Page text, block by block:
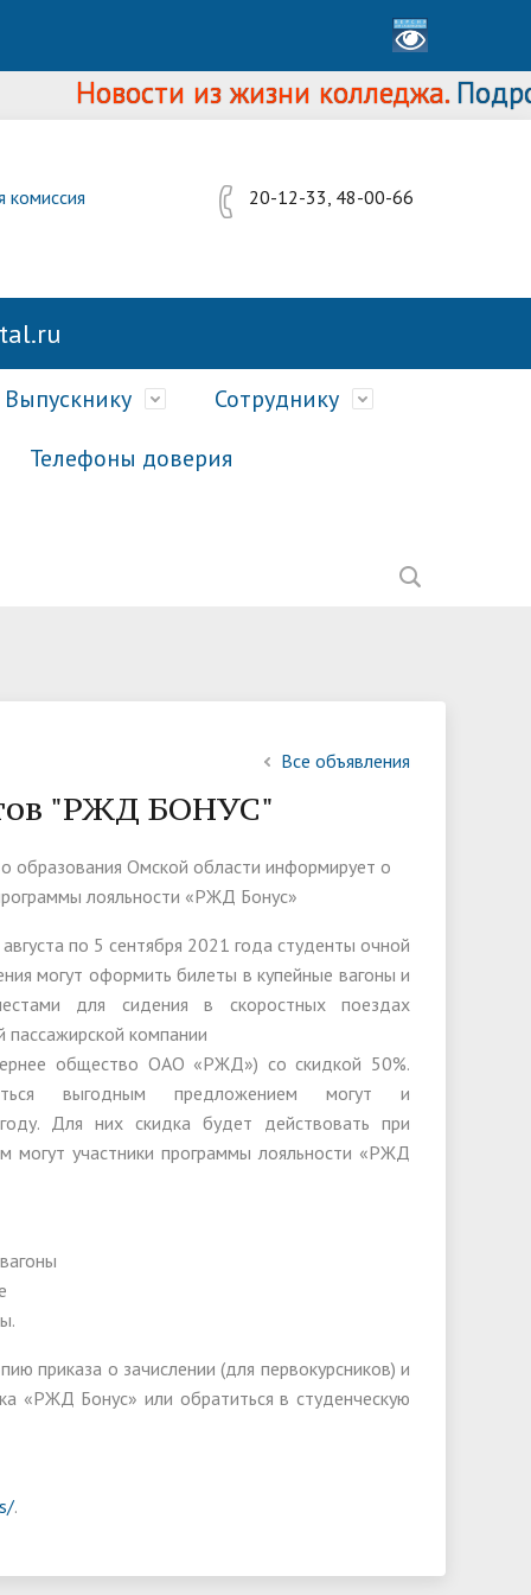
Новости из жизни колледжа.
комиссия 20-12-33, 48-00-66
Материально-техническое
обеспечение и оснащённость
образовательного процесса.
Доступная среда
Вакантные места для приёма
(перевода) обучающихся
Организация питания в
образовательной деятельности
необходимых для приема на
Приказы о зачислении
Рейтинг абитуриентов
Спортивный клуб "Атлант"
Обркредит в СПО
Выпускнику
Анализ анкетирования
работодателей 2023-2024 год
Сотруднику
Телефоны доверия
Все объявления
"РЖД БОНУС"
образования Омской области информирует о
лояльности «РЖД Бонус»
по 5 сентября 2021 года студенты очной
могут оформить билеты в купейные вагоны и
для сидения в скоростных поездах
компании
общество ОАО «РЖД») со скидкой 50%.
выгодным предложением могут и
Для них скидка будет действовать при
могут участники программы лояльности «РЖД
приказа о зачислении (для первокурсников) и
«РЖД Бонус» или обратиться в студенческую
.